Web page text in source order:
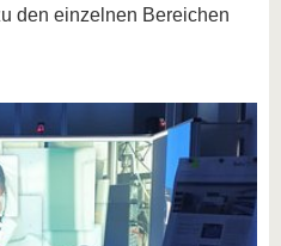
den einzelnen Bereichen